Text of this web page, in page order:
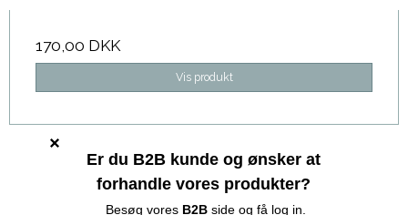
170,00 DKK
Vis produkt